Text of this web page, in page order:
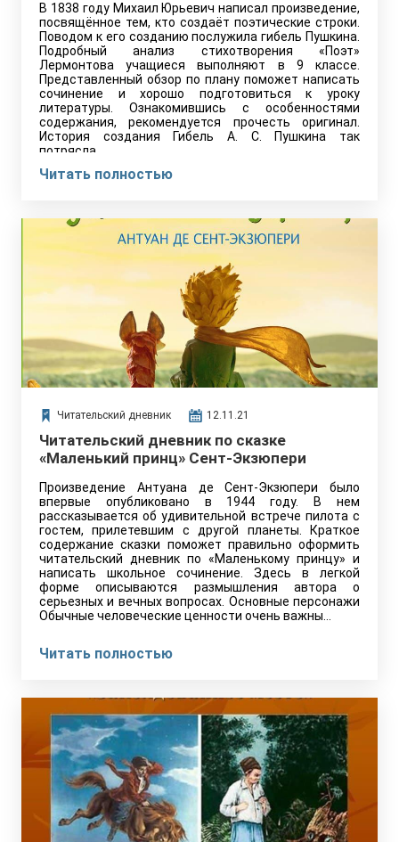
В 1838 году Михаил Юрьевич написал произведение,
посвящённое тем, кто создаёт поэтические строки.
Поводом к его созданию послужила гибель Пушкина.
Подробный анализ стихотворения «Поэт»
Лермонтова учащиеся выполняют в 9 классе.
Представленный обзор по плану поможет написать
сочинение и хорошо подготовиться к уроку
литературы. Ознакомившись с особенностями
содержания, рекомендуется прочесть оригинал.
История создания Гибель А. С. Пушкина так
потрясла…
Читать полностью
Читательский дневник 12.11.21
Читательский дневник по сказке
«Маленький принц» Сент-Экзюпери
Произведение Антуана де Сент-Экзюпери было
впервые опубликовано в 1944 году. В нем
рассказывается об удивительной встрече пилота с
гостем, прилетевшим с другой планеты. Краткое
содержание сказки поможет правильно оформить
читательский дневник по «Маленькому принцу» и
написать школьное сочинение. Здесь в легкой
форме описываются размышления автора о
серьезных и вечных вопросах. Основные персонажи
Обычные человеческие ценности очень важны…
Читать полностью